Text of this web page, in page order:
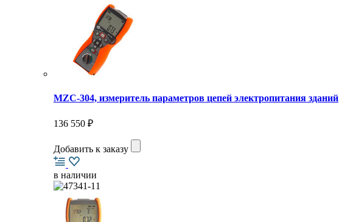
MZC-304, измеритель параметров цепей электропитания зданий
136 550 ₽
Добавить к заказу
в наличии